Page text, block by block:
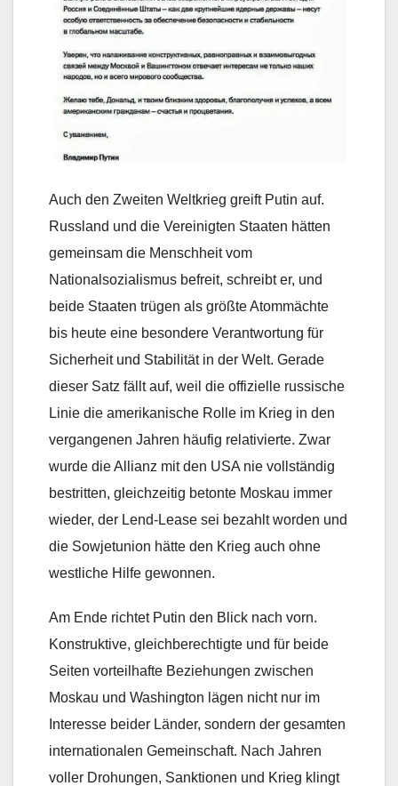
Auch den Zweiten Weltkrieg greift Putin auf.
Russland und die Vereinigten Staaten hätten
gemeinsam die Menschheit vom
Nationalsozialismus befreit, schreibt er, und
beide Staaten trügen als größte Atommächte
bis heute eine besondere Verantwortung für
Sicherheit und Stabilität in der Welt. Gerade
dieser Satz fällt auf, weil die offizielle russische
Linie die amerikanische Rolle im Krieg in den
vergangenen Jahren häufig relativierte. Zwar
wurde die Allianz mit den USA nie vollständig
bestritten, gleichzeitig betonte Moskau immer
wieder, der Lend-Lease sei bezahlt worden und
die Sowjetunion hätte den Krieg auch ohne
westliche Hilfe gewonnen.
Am Ende richtet Putin den Blick nach vorn.
Konstruktive, gleichberechtigte und für beide
Seiten vorteilhafte Beziehungen zwischen
Moskau und Washington lägen nicht nur im
Interesse beider Länder, sondern der gesamten
internationalen Gemeinschaft. Nach Jahren
voller Drohungen, Sanktionen und Krieg klingt